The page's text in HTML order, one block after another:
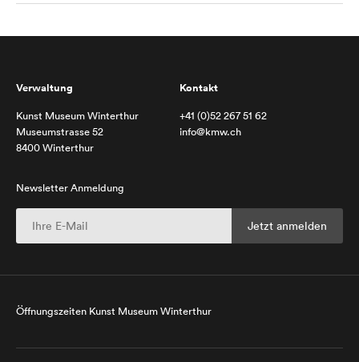
Verwaltung
Kunst Museum Winterthur
Museumstrasse 52
8400 Winterthur
Kontakt
+41 (0)52 267 51 62
info@kmw.ch
Newsletter Anmeldung
Öffnungszeiten Kunst Museum Winterthur